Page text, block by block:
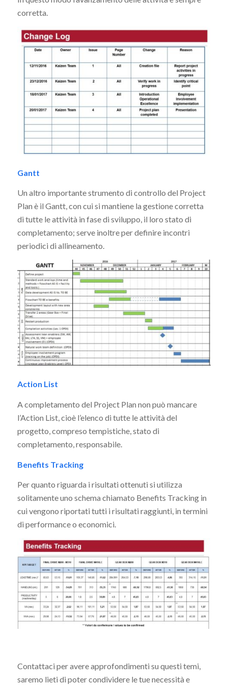
corretta.
Gantt
Un altro importante strumento di controllo del Project
Plan è il Gantt, con cui si mantiene la gestione corretta
di tutte le attività in fase di sviluppo, il loro stato di
completamento; serve inoltre per definire incontri
periodici di allineamento.
Action List
A completamento del Project Plan non può mancare
l’Action List, cioè l’elenco di tutte le attività del
progetto, compreso tempistiche, stato di
completamento, responsabile.
Benefits Tracking
Per quanto riguarda i risultati ottenuti si utilizza
solitamente uno schema chiamato Benefits Tracking in
cui vengono riportati tutti i risultati raggiunti, in termini
di performance o economici.
Contattaci per avere approfondimenti su questi temi,
saremo lieti di poter condividere le tue necessità e